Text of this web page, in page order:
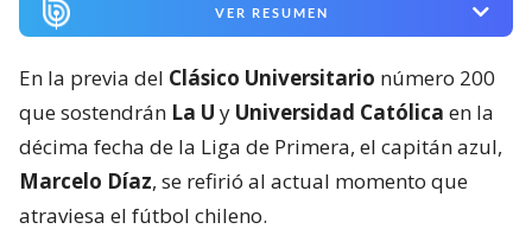
VER RESUMEN
En la previa del Clásico Universitario número 200
que sostendrán La U y Universidad Católica en la
décima fecha de la Liga de Primera, el capitán azul,
Marcelo Díaz, se refirió al actual momento que
atraviesa el fútbol chileno.